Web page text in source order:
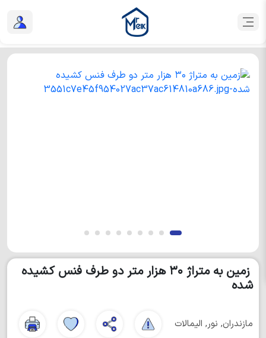
زمین به متراژ ۳۰ هزار متر دو طرف فنس کشیده
شده
مازندران, نور, الیمالات